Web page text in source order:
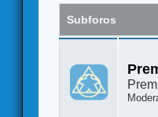
Subforos